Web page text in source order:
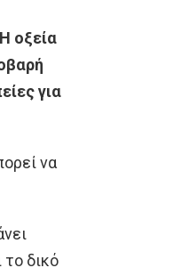
οξεία
για
να
δικό